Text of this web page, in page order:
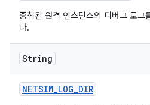
중첩된 원격 인스턴스의 디버그 로그
다.
String
NETSIM_LOG_DIR